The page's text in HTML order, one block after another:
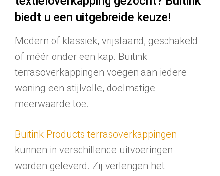
biedt u een uitgebreide keuze!
Modern of klassiek, vrijstaand, geschakeld
of méér onder een kap. Buitink
terrasoverkappingen voegen aan iedere
woning een stijlvolle, doelmatige
meerwaarde toe.
Buitink Products terrasoverkappingen
kunnen in verschillende uitvoeringen
worden geleverd. Zij verlengen het